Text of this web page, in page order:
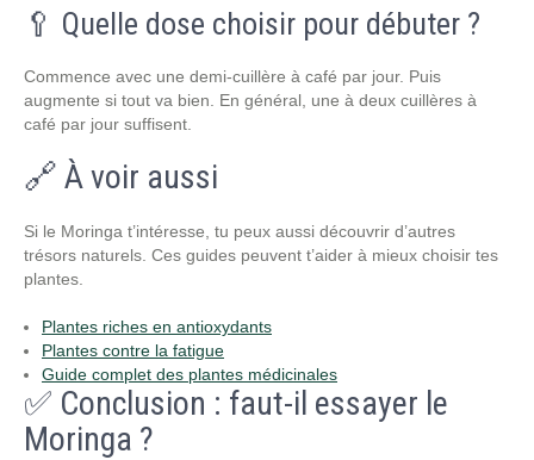
🥄 Quelle dose choisir pour débuter ?
Commence avec une demi-cuillère à café par jour. Puis
augmente si tout va bien. En général, une à deux cuillères à
café par jour suffisent.
🔗 À voir aussi
Si le Moringa t’intéresse, tu peux aussi découvrir d’autres
trésors naturels. Ces guides peuvent t’aider à mieux choisir tes
plantes.
Plantes riches en antioxydants
Plantes contre la fatigue
Guide complet des plantes médicinales
✅ Conclusion : faut-il essayer le
Moringa ?